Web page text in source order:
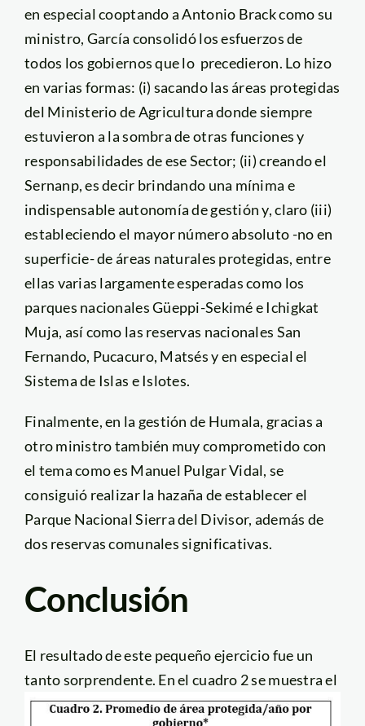
en especial cooptando a Antonio Brack como su
ministro, García consolidó los esfuerzos de
todos los gobiernos que lo precedieron. Lo hizo
en varias formas: (i) sacando las áreas protegidas
del Ministerio de Agricultura donde siempre
estuvieron a la sombra de otras funciones y
responsabilidades de ese Sector; (ii) creando el
Sernanp, es decir brindando una mínima e
indispensable autonomía de gestión y, claro (iii)
estableciendo el mayor número absoluto -no en
superficie- de áreas naturales protegidas, entre
ellas varias largamente esperadas como los
parques nacionales Güeppi-Sekimé e Ichigkat
Muja, así como las reservas nacionales San
Fernando, Pucacuro, Matsés y en especial el
Sistema de Islas e Islotes.
Finalmente, en la gestión de Humala, gracias a
otro ministro también muy comprometido con
el tema como es Manuel Pulgar Vidal, se
consiguió realizar la hazaña de establecer el
Parque Nacional Sierra del Divisor, además de
dos reservas comunales significativas.
Conclusión
El resultado de este pequeño ejercicio fue un
tanto sorprendente. En el cuadro 2 se muestra el